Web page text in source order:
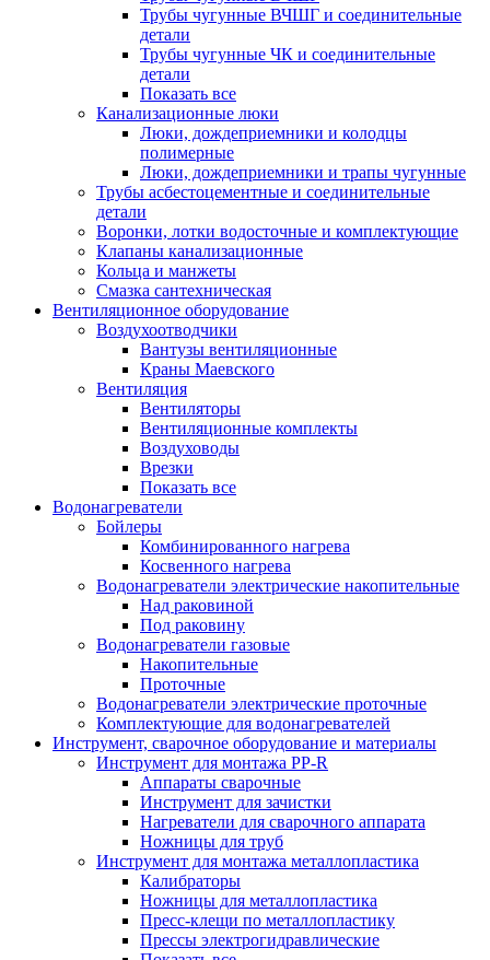
Трубы чугунные ВЧШГ и соединительные
детали
Трубы чугунные ЧК и соединительные
детали
Показать все
Канализационные люки
Люки, дождеприемники и колодцы
полимерные
Люки, дождеприемники и трапы чугунные
Трубы асбестоцементные и соединительные
детали
Воронки, лотки водосточные и комплектующие
Клапаны канализационные
Кольца и манжеты
Смазка сантехническая
Вентиляционное оборудование
Воздухоотводчики
Вантузы вентиляционные
Краны Маевского
Вентиляция
Вентиляторы
Вентиляционные комплекты
Воздуховоды
Врезки
Показать все
Водонагреватели
Бойлеры
Комбинированного нагрева
Косвенного нагрева
Водонагреватели электрические накопительные
Над раковиной
Под раковину
Водонагреватели газовые
Накопительные
Проточные
Водонагреватели электрические проточные
Комплектующие для водонагревателей
Инструмент, сварочное оборудование и материалы
Инструмент для монтажа PP-R
Аппараты сварочные
Инструмент для зачистки
Нагреватели для сварочного аппарата
Ножницы для труб
Инструмент для монтажа металлопластика
Калибраторы
Ножницы для металлопластика
Пресс-клещи по металлопластику
Прессы электрогидравлические